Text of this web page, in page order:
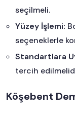
seçilmeli.
Yüzey İşlemi:
seçeneklerle
Standartlara
tercih
Köşebent